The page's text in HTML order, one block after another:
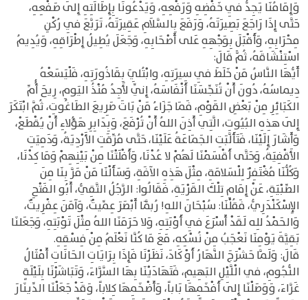
وَإِمَامُنَا يَجِدُّ فِي خَفْضِهِ وَرَفْعِهِ، وَيَدْعُونَا بِإِطَالَتِهِ إِلَى صَفْعِهِ،
حَتَّى إِذَا رَاجَعَ بَصِيرَتَهُ، وَرَفَعَ بِالسَّلاَمِ عَقِيرَتَهُ، تَرَبَّعَ فِي رُكْنِ
مِحْرَابِهِ، وَأَقْبَلَ بِوَجْهِهِ عَلى أَصْحَابِهِ، وَجَعَلَ يُطِيلُ إِطْرَاقِهِ، وَيُدِيمُ
اسْتِنْشَاقَهُ، ثُمًّ قَالَ:
أَيُّهَا النَّاسُ مَنْ خَلَطَ فِي سِيرَتِهِ، وابْتُلِيَ بِقَاذُورَتِهِ، فَلْيَسَعْهُ
دِيماسُهُ، دُونَ أَنْ تُنَجِّسَنَا أَنْفَاسَهُ، إِنِّي لأَجِدُ مُنْذُ اليَومِ، رِيحَ أُُمِّ
الكَبَائِرِ مِنْ بَعْضِ القَوْمِ، فَمَا جَزَاءُ مَنْ بَاتَ صَرِيعَ الطَاغُوتِ، ثُمَّ ابْتَكَرَ
إِلَى هذِهِ البُيُوتِ، الَّتِي أَذِنَ اللهُ أَنْ تُرْفَعَ، وَبِدَابِرِ هَؤُلاءِ أَنْ يُقْطَعْ،
وَأَشَارَ إِلَيْنَا، فَتَأَلَّبَتِ الجَمَاعَةُ عَلَيْنَا، حَتَّى مُزِّقَتِ الأَرْدِيَةُ، وَدَمِيَتِ
الأَقْفِيَةُ، وَحَتَّى أَقْسَمْنَا لَهُمْ لا عُدْنَا، وَأَفْلَتْنَا مِنْ بَيْنِهِمْ وَمَا كِدْنَا،
وَكُلُّنَا مُغْتَفِرٌ لِلْسَلامَةِ، مِثْلَ هَذِهِ الآفَةِ، وَسَأَلْنَا مَنْ مَرَّ بِنَا مِنَ
الصِّبْيَةِ، عَنْ إِمَامِ تِلْكَ القَرْيَةِ، فَقَالُوا: الرَّجُلُ التَّقِيُّ، أَبُو الفَتْحِ
الإِسْكَنْدَرِيُّ، فَقُلْنَا: سُبْحَانَ اللهِ! رُبَّمَا أَبْصَرَ عِمِّيتٌ، وَآمَنَ عِفْرِيتٌ،
وَالحَمْدُ للِه لَقَدْ أَسْرَعَ فِي أَوْبَتِهِ، وَلا حَرَمَنَا اللهُ مِثْلَ تَوْبَتِهِ، وَجَعَلنَا
بَقِيَّةَ يَوْمِنَا نَعْجَبُ مِنْ نُسْكِهِ، مَعَ مَا كُنَّا نَعْلَمُ مِنْ فِسْقِهِ.
قَالَ: وَلَمَّا حَشْرَجَ النَّهَارُ أَوْ كَادَ، نَظَرْنَا فَإِذَا بِرَايَاتِ الحَانَاتِ أَمْثَالُ
النُّجُومِ، في الْلَّيْلِ البَهِيمِ، فَتَهَادَيْنَا بِهَا السَّرَّاءَ، وَتَبَاشَرْنَا بِلَيْلَةٍ
غَرَّاءَ، وَوَصَلْنَا إِلَى أَفْخَمِهَا بَاباً، وَأَضْخَمِهَا كِلاباً، وَقَدْ جَعَلْنَا الدِّينَارَ